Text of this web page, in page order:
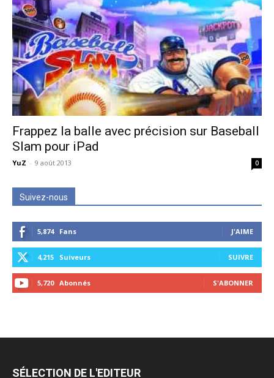
Frappez la balle avec précision sur Baseball
Slam pour iPad
YuZ - 9 août 2013 0
Suivez-nous
5,874 Fans J'AIME
4,215 Suiveurs SUIVRE
5,720 Abonnés S'ABONNER
SÉLECTION DE L'EDITEUR